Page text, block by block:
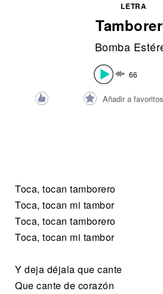
LETRA
Bomba
66
Añadir a favoritos
Toca, tocan tamborero
Toca, tocan mi tambor
Toca, tocan tamborero
Toca, tocan mi tambor
Y deja déjala que cante
Que cante de corazón